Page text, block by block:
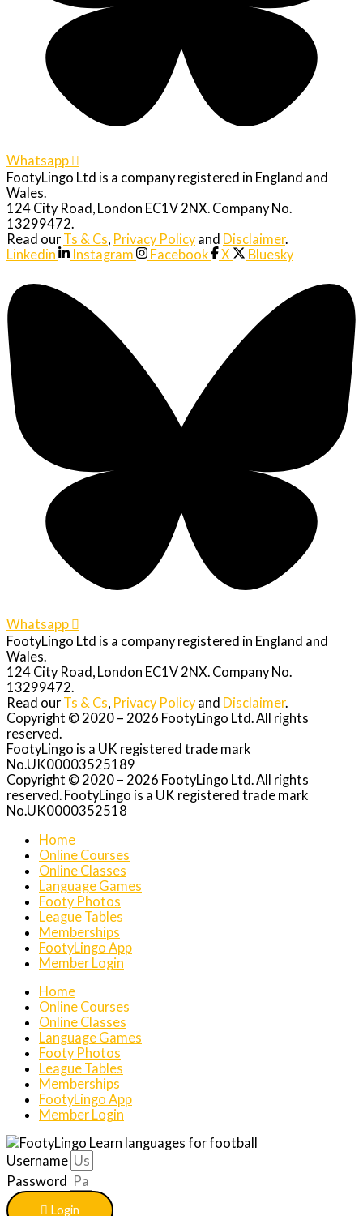
Whatsapp
FootyLingo Ltd is a company registered in England and
Wales.
124 City Road, London EC1V 2NX. Company No.
13299472.
Read our Ts & Cs, Privacy Policy and Disclaimer.
Linkedin
Instagram Facebook X Bluesky
Whatsapp
FootyLingo Ltd is a company registered in England and
Wales.
124 City Road, London EC1V 2NX. Company No.
13299472.
Read our Ts & Cs, Privacy Policy and Disclaimer.
Copyright © 2020 – 2026 FootyLingo Ltd. All rights
reserved.
FootyLingo is a UK registered trade mark
No.UK00003525189
Copyright © 2020 – 2026 FootyLingo Ltd. All rights
reserved. FootyLingo is a UK registered trade mark
No.UK0000352518
Home
Online Courses
Online Classes
Language Games
Footy Photos
League Tables
Memberships
FootyLingo App
Member Login
Home
Online Courses
Online Classes
Language Games
Footy Photos
League Tables
Memberships
FootyLingo App
Member Login
Username
Password
Login